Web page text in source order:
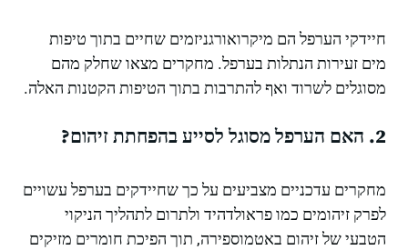
חיידקי הערפל הם מיקרואורגניזמים שחיים בתוך טיפות
מים זעירות הנתלות בערפל. מחקרים מצאו שחלק מהם
מסוגלים לשרוד ואף להתרבות בתוך הטיפות הקטנות האלה.
2. האם הערפל מסוגל לסייע בהפחתת זיהום?
מחקרים עדכניים מצביעים על כך שחיידקים בערפל עשויים
לפרק זיהומים כמו פראולדהיד ולתרום לתהליך הניקוי
הטבעי של זיהום באטמוספירה, תוך הפיכת חומרים מזיקים